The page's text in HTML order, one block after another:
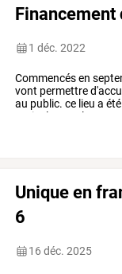
1 déc. 2022
Commencésen
vont permettre
au public. ce lieu a été
agricole
le
Unique en
6
16 déc. 2025